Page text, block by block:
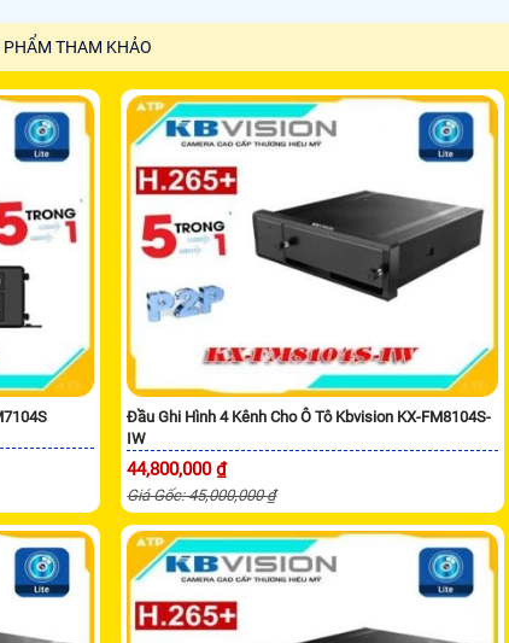
PHẨM THAM KHẢO
Đầu Ghi Hình 4 Kênh Cho Ô Tô Kbvision KX-FM8104S-
IW
44,800,000 ₫
Giá Gốc: 45,000,000 ₫